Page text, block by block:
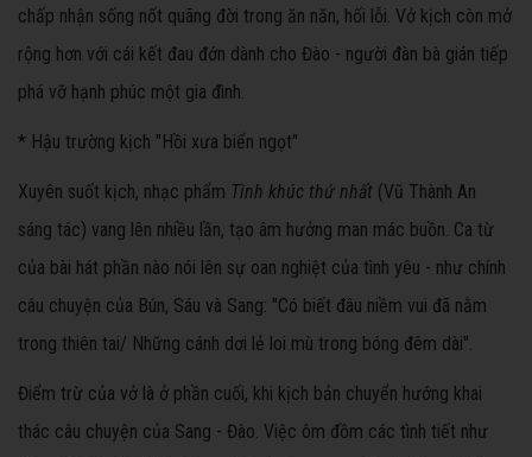
chấp nhận sống nốt quãng đời trong ăn năn, hối lỗi. Vở kịch còn mở
rộng hơn với cái kết đau đớn dành cho Đào - người đàn bà gián tiếp
phá vỡ hạnh phúc một gia đình.
* Hậu trường kịch "Hồi xưa biển ngọt"
Xuyên suốt kịch, nhạc phẩm Tình khúc thứ nhất (Vũ Thành An
sáng tác) vang lên nhiều lần, tạo âm hưởng man mác buồn. Ca từ
của bài hát phần nào nói lên sự oan nghiệt của tình yêu - như chính
câu chuyện của Bún, Sáu và Sang: "Có biết đâu niềm vui đã nằm
trong thiên tai/ Những cánh dơi lẻ loi mù trong bóng đêm dài".
Điểm trừ của vở là ở phần cuối, khi kịch bản chuyển hướng khai
thác câu chuyện của Sang - Đào. Việc ôm đồm các tình tiết như